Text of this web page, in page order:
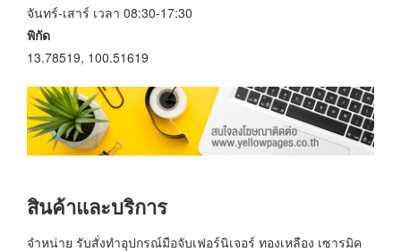
จันทร์-เสาร์ เวลา 08:30-17:30
พิกัด
13.78519, 100.51619
สินค้าและบริการ
จำหน่าย รับสั่งทำอุปกรณ์มือจับเฟอร์นิเจอร์ ทองเหลือง เซารมิค